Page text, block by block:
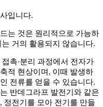
입니다.
는 것은 원리적으로 가능하
거의 활용되지 않습니다.
촉·분리 과정에서 전자가
적 현상이며, 이때 발생하
전류를 얻을 수 있습니다.
반데그라프 발전기와 같은
정전기를 모아 전기를 만들